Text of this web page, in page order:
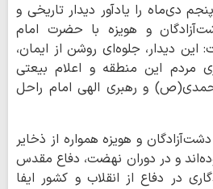
دی‌ماه را یادآور دیدار تاریخی و
و هویزه با حضرت امام
دیدار، جلوه‌ای روشن از ایمان،
مردم این منطقه و اعلام بیعتی
و رهبری الهی امام راحل
و هویزه همواره از ذخایر
و در دوران نهضت، دفاع مقدس
در دفاع از انقلاب و کشور ایفا